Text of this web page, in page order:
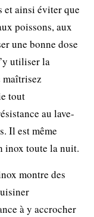
et ainsi éviter que
poissons, aux
une bonne dose
utiliser la
maîtrisez
tout
au lave-
Il est même
inox toute la nuit.
montre des
à y accrocher